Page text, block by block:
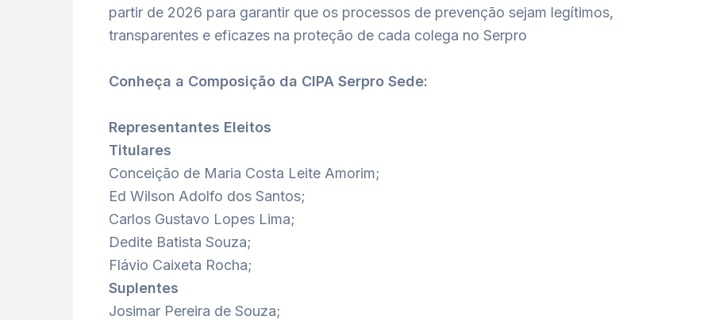
partir de 2026 para garantir que os processos de prevenção sejam legítimos,
transparentes e eficazes na proteção de cada colega no Serpro
Conheça a Composição da CIPA Serpro Sede:
Representantes Eleitos
Titulares
Conceição de Maria Costa Leite Amorim;
Ed Wilson Adolfo dos Santos;
Carlos Gustavo Lopes Lima;
Dedite Batista Souza;
Flávio Caixeta Rocha;
Suplentes
Josimar Pereira de Souza;